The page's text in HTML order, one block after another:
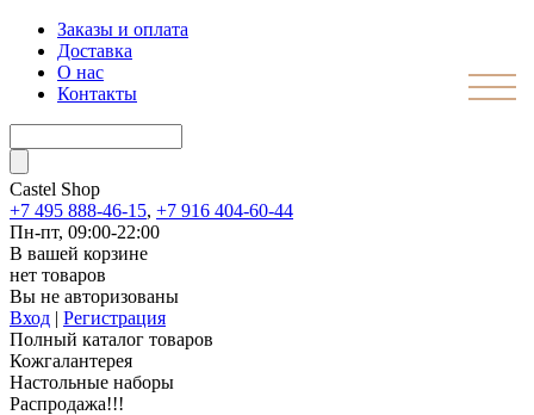
Заказы и оплата
Доставка
О нас
Контакты
Castel Shop
+7 495 888-46-15, +7 916 404-60-44
Пн-пт, 09:00-22:00
В вашей корзине
нет товаров
Вы не авторизованы
Вход | Регистрация
Полный каталог товаров
Кожгалантерея
Настольные наборы
Распродажа!!!